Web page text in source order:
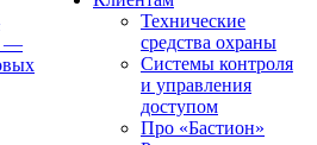
—
Технические
средства охраны
Системы контроля
и управления
доступом
Про «Бастион»